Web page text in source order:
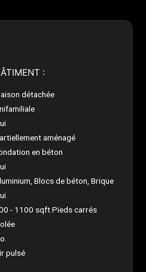
:
détachée
aménagé
en béton
Blocs de béton, Brique
- 1100 sqft Pieds carrés
pulsé